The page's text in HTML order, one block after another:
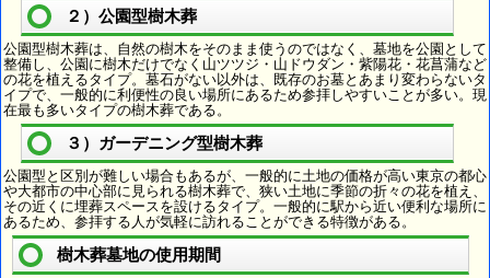
２）公園型樹木葬
公園型樹木葬は、自然の樹木をそのまま使うのではなく、墓地を公園として
整備し、公園に樹木だけでなく山ツツジ・山ドウダン・紫陽花・花菖蒲など
の花を植えるタイプ。墓石がない以外は、既存のお墓とあまり変わらないタ
イプで、一般的に利便性の良い場所にあるため参拝しやすいことが多い。現
在最も多いタイプの樹木葬である。
３）ガーデニング型樹木葬
公園型と区別が難しい場合もあるが、一般的に土地の価格が高い東京の都心
や大都市の中心部に見られる樹木葬で、狭い土地に季節の折々の花を植え、
その近くに埋葬スペースを設けるタイプ。一般的に駅から近い便利な場所に
あるため、参拝する人が気軽に訪れることができる特徴がある。
樹木葬墓地の使用期間